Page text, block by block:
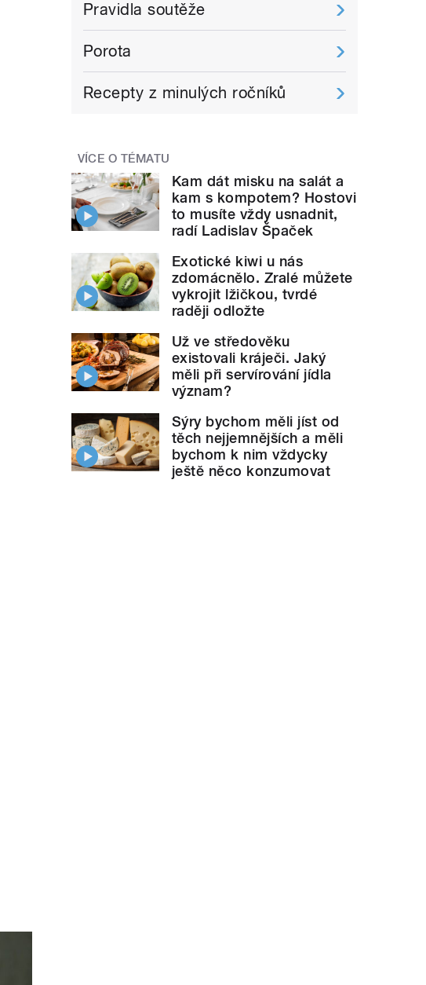
Pravidla soutěže
Porota
Recepty z minulých ročníků
VÍCE O TÉMATU
Kam dát misku na salát a
kam s kompotem? Hostovi
to musíte vždy usnadnit,
radí Ladislav Špaček
Exotické kiwi u nás
zdomácnělo. Zralé můžete
vykrojit lžičkou, tvrdé
raději odložte
Už ve středověku
existovali kráječi. Jaký
měli při servírování jídla
význam?
Sýry bychom měli jíst od
těch nejjemnějších a měli
bychom k nim vždycky
ještě něco konzumovat